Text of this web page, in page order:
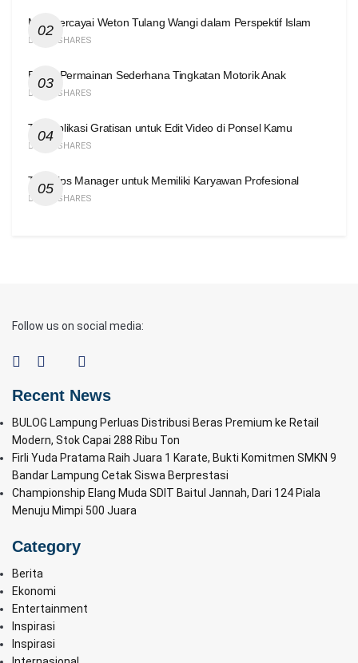
Mempercayai Weton Tulang Wangi dalam Perspektif Islam
424 SHARES
Enam Permainan Sederhana Tingkatan Motorik Anak
420 SHARES
Tiga Aplikasi Gratisan untuk Edit Video di Ponsel Kamu
416 SHARES
Tiga Tips Manager untuk Memiliki Karyawan Profesional
414 SHARES
Follow us on social media:
Recent News
BULOG Lampung Perluas Distribusi Beras Premium ke Retail
Modern, Stok Capai 288 Ribu Ton
Firli Yuda Pratama Raih Juara 1 Karate, Bukti Komitmen SMKN 9
Bandar Lampung Cetak Siswa Berprestasi
Championship Elang Muda SDIT Baitul Jannah, Dari 124 Piala
Menuju Mimpi 500 Juara
Category
Berita
Ekonomi
Entertainment
Inspirasi
Inspirasi